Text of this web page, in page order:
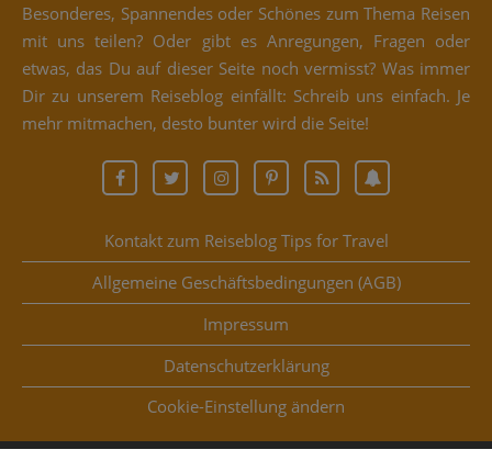
Beson­de­res, Span­nen­des oder Schö­nes zum The­ma Rei­sen
mit uns tei­len? Oder gibt es Anre­gun­gen, Fra­gen oder
etwas, das Du auf die­ser Sei­te noch ver­misst? Was immer
Dir zu unse­rem Rei­se­blog ein­fällt: Schreib uns ein­fach. Je
mehr mit­ma­chen, des­to bun­ter wird die Seite!
Kontakt zum Reiseblog Tips for Travel
Allgemeine Geschäftsbedingungen (AGB)
Impressum
Datenschutzerklärung
Coo­kie-Ein­stel­lung ändern